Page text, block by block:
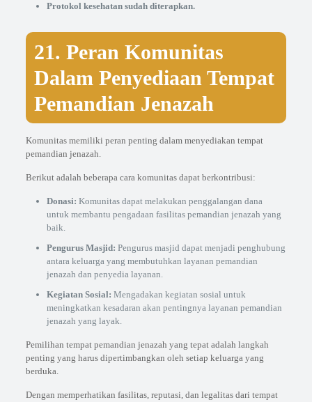
Protokol kesehatan sudah diterapkan.
21. Peran Komunitas
Dalam Penyediaan Tempat
Pemandian Jenazah
Komunitas memiliki peran penting dalam menyediakan tempat
pemandian jenazah.
Berikut adalah beberapa cara komunitas dapat berkontribusi:
Donasi: Komunitas dapat melakukan penggalangan dana
untuk membantu pengadaan fasilitas pemandian jenazah yang
baik.
Pengurus Masjid: Pengurus masjid dapat menjadi penghubung
antara keluarga yang membutuhkan layanan pemandian
jenazah dan penyedia layanan.
Kegiatan Sosial: Mengadakan kegiatan sosial untuk
meningkatkan kesadaran akan pentingnya layanan pemandian
jenazah yang layak.
Pemilihan tempat pemandian jenazah yang tepat adalah langkah
penting yang harus dipertimbangkan oleh setiap keluarga yang
berduka.
Dengan memperhatikan fasilitas, reputasi, dan legalitas dari tempat